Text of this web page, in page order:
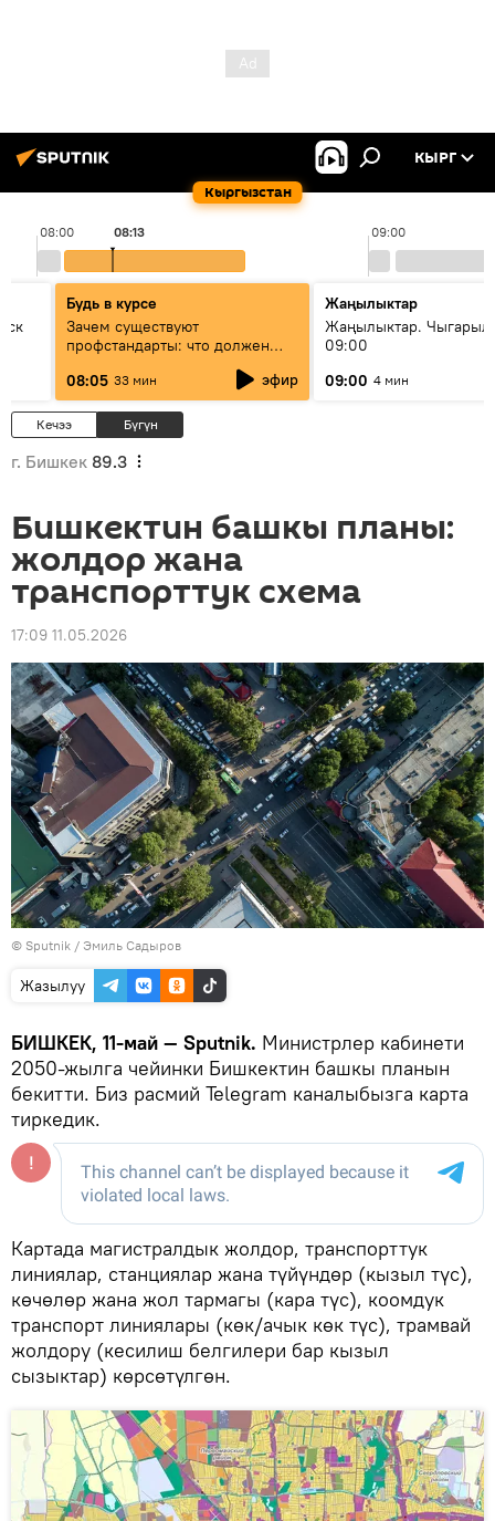
Кыргызстан
КЫРГ
08:00 09:00
08:13
Будь в курсе
Зачем существуют
профстандарты: что должен
знать каждый специалист о
своей профессии
08:05 33 мин эфир
Жаңылыктар
Жаңылыктар.
09:00
09:00 4 мин
Кечээ Бүгүн
г. Бишкек 89.3
Бишкектин башкы планы:
жолдор жана
транспорттук схема
17:09 11.05.2026
© Sputnik / Эмиль Садыров
Жазылуу
БИШКЕК, 11-май — Sputnik. Министрлер кабинети
2050-жылга чейинки Бишкектин башкы планын
бекитти. Биз расмий Telegram каналыбызга карта
тиркедик.
Картада магистралдык жолдор, транспорттук
линиялар, станциялар жана түйүндөр (кызыл түс),
көчөлөр жана жол тармагы (кара түс), коомдук
транспорт линиялары (көк/ачык көк түс), трамвай
жолдору (кесилиш белгилери бар кызыл
сызыктар) көрсөтүлгөн.